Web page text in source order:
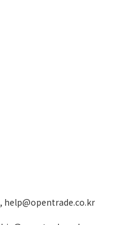
, help@opentrade.co.kr